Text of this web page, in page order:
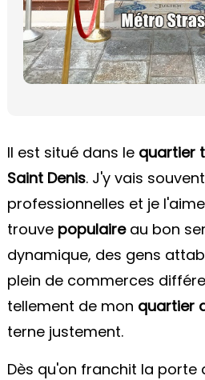
Il est situé dans le quartier
Saint Denis. J'y vais
professionnelles et je
trouve populaire au bon
dynamique, des gens
plein de commerces
tellement de mon quartier
terne justement.
Dès qu'on franchit la porte